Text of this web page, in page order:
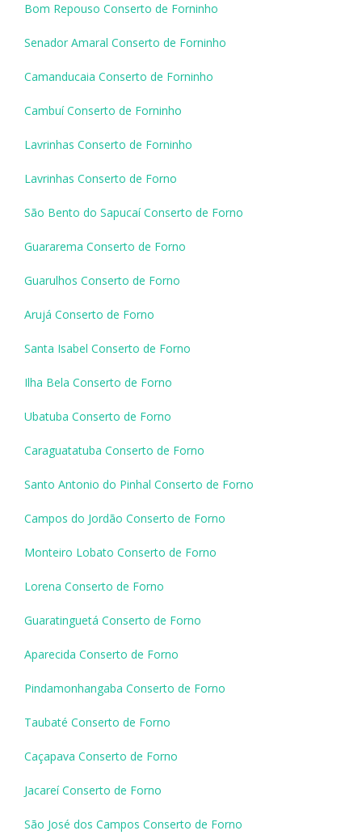
Bom Repouso Conserto de Forninho
Senador Amaral Conserto de Forninho
Camanducaia Conserto de Forninho
Cambuí Conserto de Forninho
Lavrinhas Conserto de Forninho
Lavrinhas Conserto de Forno
São Bento do Sapucaí Conserto de Forno
Guararema Conserto de Forno
Guarulhos Conserto de Forno
Arujá Conserto de Forno
Santa Isabel Conserto de Forno
Ilha Bela Conserto de Forno
Ubatuba Conserto de Forno
Caraguatatuba Conserto de Forno
Santo Antonio do Pinhal Conserto de Forno
Campos do Jordão Conserto de Forno
Monteiro Lobato Conserto de Forno
Lorena Conserto de Forno
Guaratinguetá Conserto de Forno
Aparecida Conserto de Forno
Pindamonhangaba Conserto de Forno
Taubaté Conserto de Forno
Caçapava Conserto de Forno
Jacareí Conserto de Forno
São José dos Campos Conserto de Forno